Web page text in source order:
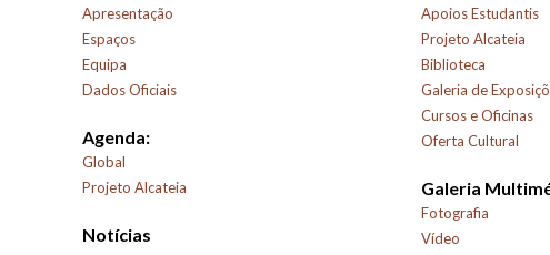
Apresentação
Espaços
Equipa
Dados Oficiais
Agenda:
Global
Projeto Alcateia
Notícias
Apoios Estudantis
Projeto Alcateia
Biblioteca
Galeria de
Cursos e Oficinas
Oferta Cultural
Galeria
Fotografia
Vídeo